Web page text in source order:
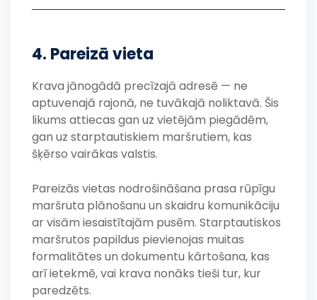
4. Pareizā vieta
Krava jānogādā precīzajā adresē — ne
aptuvenajā rajonā, ne tuvākajā noliktavā. Šis
likums attiecas gan uz vietējām piegādēm,
gan uz starptautiskiem maršrutiem, kas
šķērso vairākas valstis.
Pareizās vietas nodrošināšana prasa rūpīgu
maršruta plānošanu un skaidru komunikāciju
ar visām iesaistītajām pusēm. Starptautiskos
maršrutos papildus pievienojas muitas
formalitātes un dokumentu kārtošana, kas
arī ietekmē, vai krava nonāks tieši tur, kur
paredzēts.